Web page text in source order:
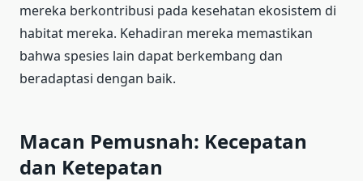
mereka berkontribusi pada kesehatan ekosistem di
habitat mereka. Kehadiran mereka memastikan
bahwa spesies lain dapat berkembang dan
beradaptasi dengan baik.
Macan Pemusnah: Kecepatan
dan Ketepatan